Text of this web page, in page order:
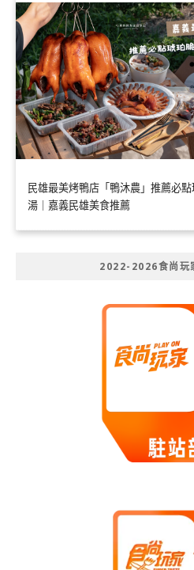
民雄最美烤鴨店「鴨沐農」推薦必
湯｜嘉義民雄美食推薦
2022-2026食尚玩